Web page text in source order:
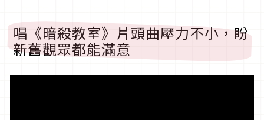
唱《暗殺教室》片頭曲壓力不小，盼
新舊觀眾都能滿意